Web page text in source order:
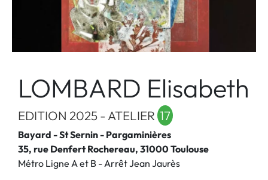
LOMBARD Elisabeth
EDITION 2025 - ATELIER 17
Bayard - St Sernin - Pargaminières
35, rue Denfert Rochereau, 31000 Toulouse
Métro Ligne A et B - Arrêt Jean Jaurès